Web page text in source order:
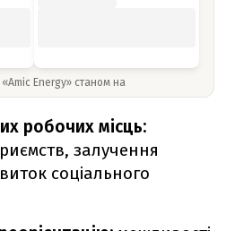
Energy» станом на
робочих місць:
залучення
соціального